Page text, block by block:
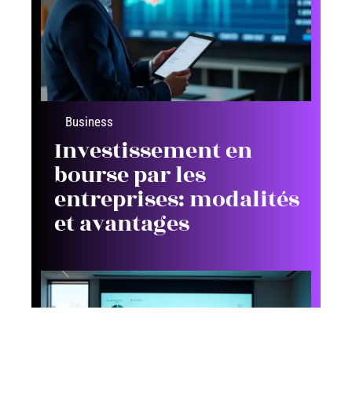
Business
Investissement en
bourse par les
entreprises: modalités
et avantages